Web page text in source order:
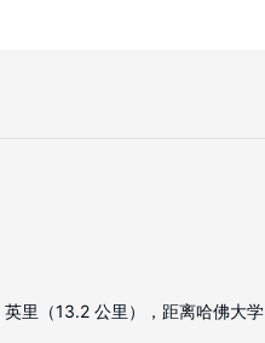
里（13.2 公里），距离哈佛大学